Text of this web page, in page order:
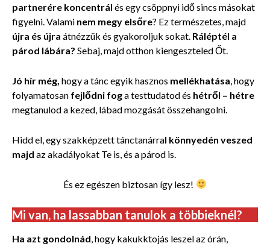
partnerére koncentrál és egy csöppnyi idő sincs másokat
figyelni. Valami nem megy elsőre? Ez természetes, majd
újra és újra átnézzük és gyakoroljuk sokat. Ráléptél a
párod lábára? Sebaj, majd otthon kiengeszteled Őt.
Jó hír még, hogy a tánc egyik hasznos mellékhatása, hogy
folyamatosan fejlődni foga testtudatod és hétről – hétre
megtanulod a kezed, lábad mozgását összehangolni.
Hidd el, egy szakképzett tánctanárral könnyedén veszed
majd az akadályokat Te is, és a párod is.
És ez egészen biztosan így lesz!
Mi van, ha lassabban tanulok a többieknél?
Ha azt gondolnád, hogy kakukktojás leszel az órán,